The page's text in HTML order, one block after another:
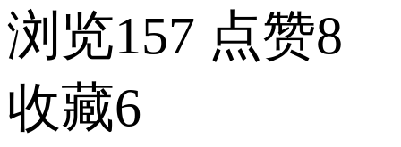
浏览157 点赞8
收藏6